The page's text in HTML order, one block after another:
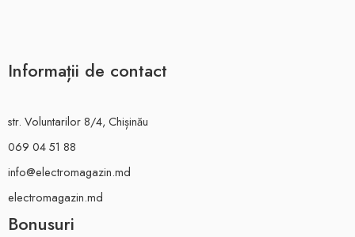
Informații de contact
str. Voluntarilor 8/4, Chișinău
069 04 51 88
info@electromagazin.md
electromagazin.md
Bonusuri